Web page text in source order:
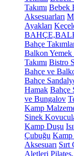
Takımı Bebek
Aksesuarları
Ayakları
Bahçe
Balkon Yemek
Takımı Bistro
Bahçe ve
Bahçe
Hamak Bahçe
ve Bungalov
Kamp
Sinek
Kamp Duşu
Çubuğu Kamp
Aksesuarı Sırt
Aletleri